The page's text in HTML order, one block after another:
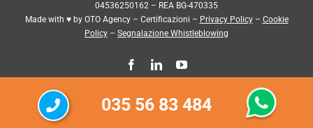
035 56 83 484
04536250162 – REA BG-470335
Made with ♥ by OTO Agency– Certificazioni – Privacy Policy– Cookie
Policy – Segnalazione Whistleblowing